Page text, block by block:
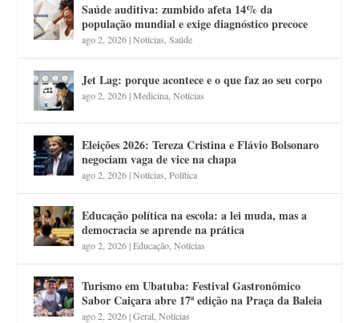
Saúde auditiva: zumbido afeta 14% da
população mundial e exige diagnóstico precoce
ago 2, 2026|Notícias ,Saúde
Jet Lag: porque acontece e o que faz ao seu corpo
ago 2, 2026|Medicina ,Notícias
Eleições 2026: Tereza Cristina e Flávio Bolsonaro
negociam vaga de vice na chapa
ago 2, 2026|Notícias ,Política
Educação política na escola: a lei muda, mas a
democracia se aprende na prática
ago 2, 2026|Educação ,Notícias
Turismo em Ubatuba: Festival Gastronômico
Sabor Caiçara abre 17ª edição na Praça da Baleia
ago 2, 2026|Geral ,Notícias